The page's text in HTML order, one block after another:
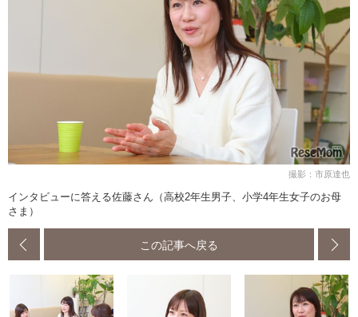
撮影：市原達也
インタビューに答える佐藤さん（高校2年生男子、小学4年生女子のお母
さま）
この記事へ戻る